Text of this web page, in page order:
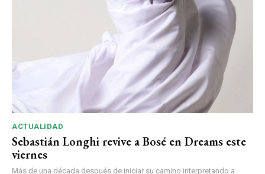
ACTUALIDAD
Sebastián Longhi revive a Bosé en Dreams este
viernes
Más de una década después de iniciar su camino interpretando a